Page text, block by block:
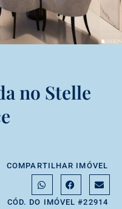
no Stelle
COMPARTILHAR IMÓVEL
CÓD. DO IMÓVEL #22914